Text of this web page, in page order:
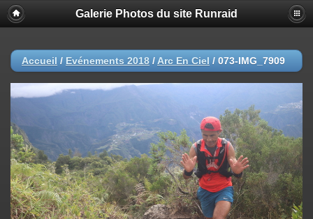
Galerie Photos du site Runraid
Accueil / Evénements 2018 / Arc En Ciel / 073-IMG_7909